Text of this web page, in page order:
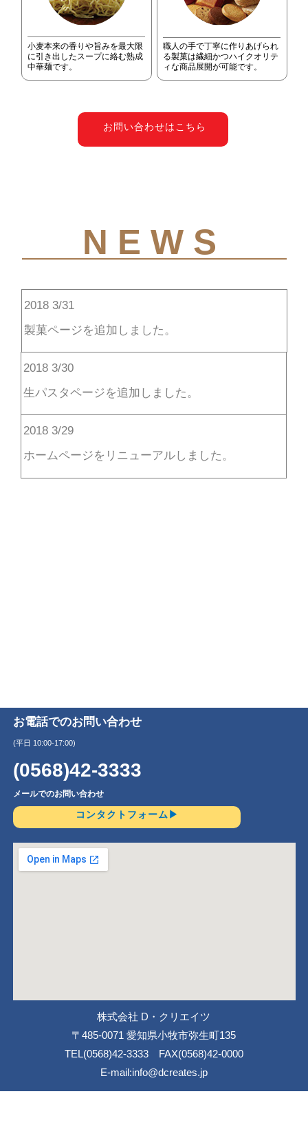
小麦本来の香りや旨みを最大限
に引き出したスープに絡む熟成
中華麺です。
職人の手で丁寧に作りあげられ
る製菓は繊細かつハイクオリテ
ィな商品展開が可能です。
お問い合わせはこちら
NEWS
2018 3/31
製菓ページを追加しました。
2018 3/30
生パスタページを追加しました。
2018 3/29
ホームページをリニューアルしました。
お電話でのお問い合わせ
(平日 10:00-17:00)
(0568)42-3333
メールでのお問い合わせ
コンタクトフォーム▶︎
株式会社 D・クリエイツ
〒485-0071 愛知県小牧市弥生町135
TEL(0568)42-3333 FAX(0568)42-0000
E-mail:info@dcreates.jp